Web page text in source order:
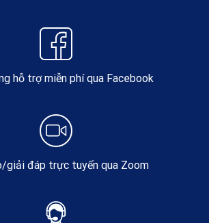
hỗ trợ miễn phí qua Facebook
giải đáp trực tuyến qua Zoom